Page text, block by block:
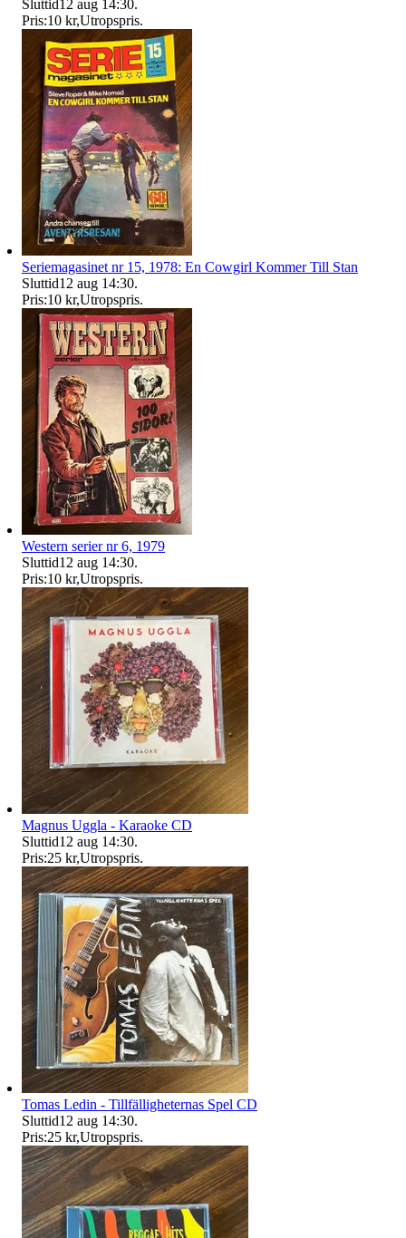
Sluttid12 aug 14:30.
Pris:10 kr,Utropspris.
Seriemagasinet nr 15, 1978: En Cowgirl Kommer Till Stan
Sluttid12 aug 14:30.
Pris:10 kr,Utropspris.
Western serier nr 6, 1979
Sluttid12 aug 14:30.
Pris:10 kr,Utropspris.
Magnus Uggla - Karaoke CD
Sluttid12 aug 14:30.
Pris:25 kr,Utropspris.
Tomas Ledin - Tillfälligheternas Spel CD
Sluttid12 aug 14:30.
Pris:25 kr,Utropspris.